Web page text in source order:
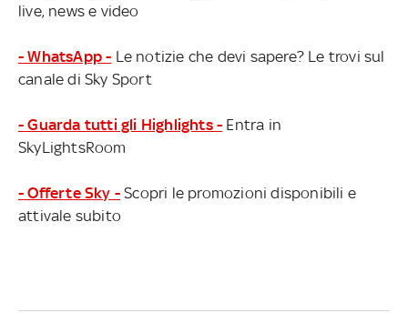
live, news e video
- WhatsApp - Le notizie che devi sapere? Le trovi sul
canale di Sky Sport
- Guarda tutti gli Highlights - Entra in
SkyLightsRoom
- Offerte Sky - Scopri le promozioni disponibili e
attivale subito